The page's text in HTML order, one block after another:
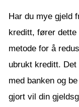
Har du mye gjeld
kreditt, fører
metode for å
ubrukt kreditt.
med banken og
gjort vil din